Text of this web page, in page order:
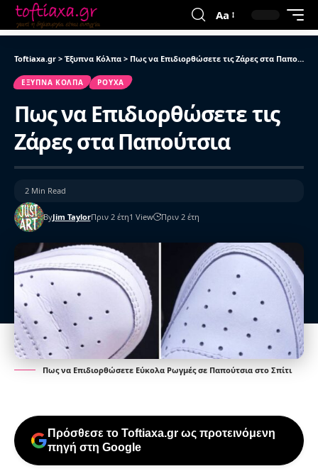
Aa
Toftiaxa.gr > Έξυπνα Κόλπα > Πως να Επιδιορθώσετε τις Ζάρες στα Παπούτσια
ΈΞΥΠΝΑ ΚΌΛΠΑ ΡΟΎΧΑ
Πως να Επιδιορθώσετε τις
Ζάρες στα Παπούτσια
ByJim TaylorΠριν 2 έτη1 View Πριν 2 έτη
2 Min Read
Πως να Επιδιορθώσετε Εύκολα Ρωγμές σε Παπούτσια στο Σπίτι
Πρόσθεσε το Toftiaxa.gr ως προτεινόμενη
πηγή στη Google